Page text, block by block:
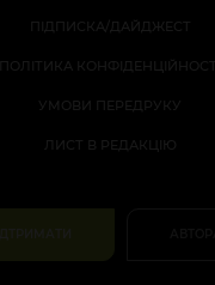
ПІДПИСКА/ДАЙДЖЕСТ
ПОЛІТИКА КОНФІДЕНЦІЙНОСТІ
УМОВИ ПЕРЕДРУКУ
ЛИСТ В РЕДАКЦІЮ